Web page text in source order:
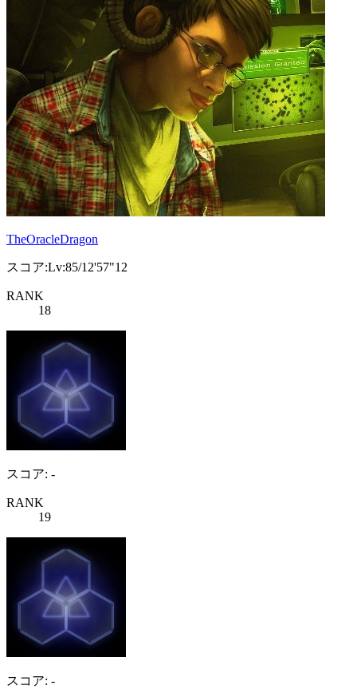
TheOracleDragon
スコア:Lv:85/12'57"12
RANK
18
スコア: -
RANK
19
スコア: -